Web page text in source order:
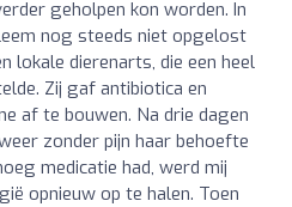
geholpen kon worden. In
nog steeds niet opgelost
lokale dierenarts, die een heel
Zij gaf antibiotica en
af te bouwen. Na drie dagen
zonder pijn haar behoefte
medicatie had, werd mij
opnieuw op te halen. Toen